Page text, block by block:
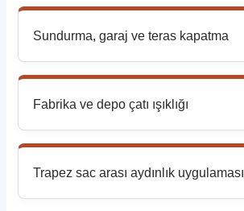
Sundurma, garaj ve teras kapatma
Fabrika ve depo çatı ışıklığı
Trapez sac arası aydınlık uygulaması